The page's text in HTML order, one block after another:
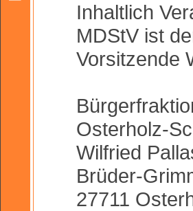
Inhaltlich
MDStV ist
Vorsitzende
Osterholz-
Wilfried
Brüder-
27711